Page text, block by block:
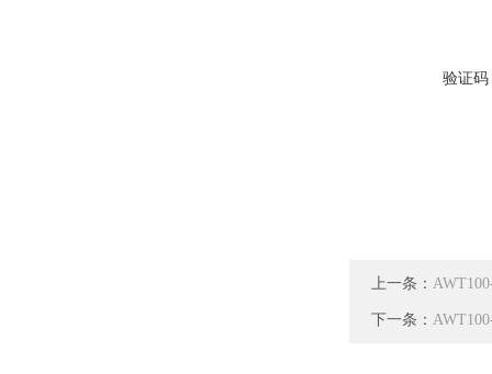
验证码
上一条：
下一条：